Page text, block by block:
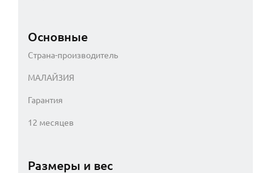
Основные
Страна-производитель
МАЛАЙЗИЯ
Гарантия
12 месяцев
Размеры и вес